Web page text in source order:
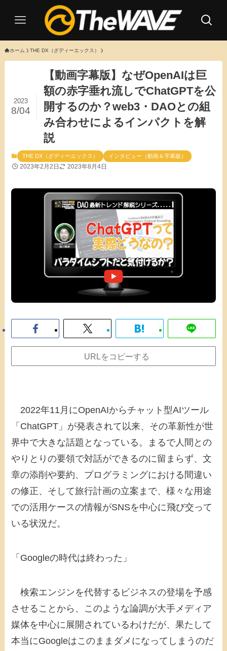
ホーム THE DX（ざディーエックス）
【動画字幕版】なぜOpenAIは巨
額の赤字垂れ流しでChatGPTを公
開するのか？web3・DAOとの組
み合わせによるインパクトを解
説
2023
8/04
THE DX（ざディーエックス） インタビュー（動画＆字幕版）
2023年2月2日 2023年8月4日
URLをコピーする
2022年11月にOpenAIからチャット型AIツール
「ChatGPT」が発表されて以来、その革新性が世
界中で大きな話題となっている。まるで人間との
やりとりの要領で対話ができるのに留まらず、文
章の添削や要約、プログラミングにおける間違い
の修正、そして旅行計画の立案まで、様々な用途
での活用ケースの情報がSNSを中心に飛び交って
いる状況だ。
「Googleの時代は終わった」
検索エンジンを代替するビジネスの登場を予感
させることから、このような論調が大手メディア
媒体を中心に展開されているわけだが、果たして
本当にGoogleはこのままダメになってしまうのだ